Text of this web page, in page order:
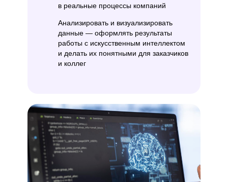
в реальные процессы компаний
Анализировать и визуализировать
данные — оформлять результаты
работы с искусственным интеллектом
и делать их понятными для заказчиков
и коллег